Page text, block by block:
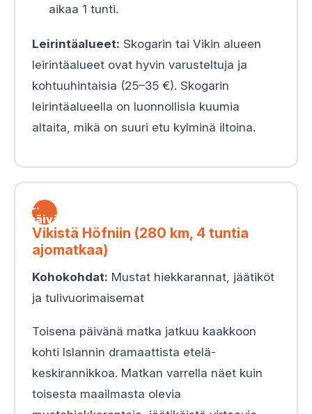
aikaa 1 tunti.
Leirintäalueet: Skogarin tai Vikin alueen
leirintäalueet ovat hyvin varusteltuja ja
kohtuuhintaisia (25–35 €). Skogarin
leirintäalueella on luonnollisia kuumia
altaita, mikä on suuri etu kylminä iltoina.
2.
päivä
Vikistä Höfniin (280 km, 4 tuntia
ajomatkaa)
Kohokohdat: Mustat hiekkarannat, jäätiköt
ja tulivuorimaisemat
Toisena päivänä matka jatkuu kaakkoon
kohti Islannin dramaattista etelä-
keskirannikkoa. Matkan varrella näet kuin
toisesta maailmasta olevia